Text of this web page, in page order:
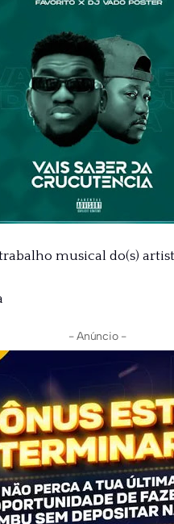
musical do(s)
- Anúncio -